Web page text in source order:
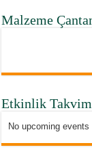
Malzeme
Etkinlik
No upcoming events